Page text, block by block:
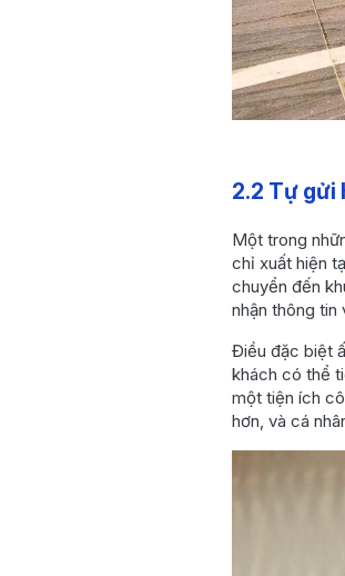
2.2 Tự gửi
Một trong
chỉ xuất hiện
chuyển đến
nhận thông
Điều đặc biệt
khách có thể
một tiện ích
hơn, và cá